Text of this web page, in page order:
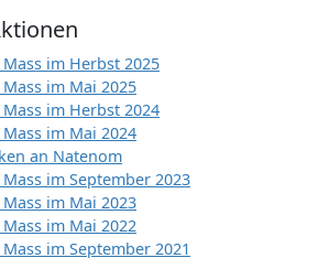
im Herbst 2025
im Mai 2025
im Herbst 2024
im Mai 2024
an Natenom
im September 2023
im Mai 2023
im Mai 2022
im September 2021